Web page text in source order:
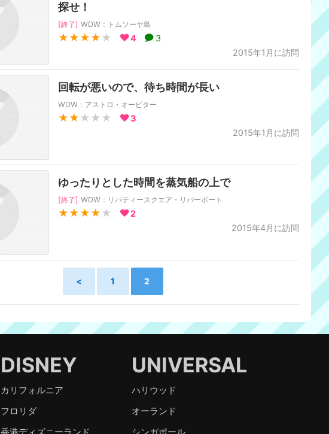
探せ！
[終了] WDW：トムソーヤ島
★★★★ ★ 4
3
2015年1月に訪問
回転が悪いので、待ち時間が長い
WDW：アストロ・オービター
★★ ★★★
3
2015年1月に訪問
ゆったりとした時間を蒸気船の上で
[終了] WDW：リバティースクエア・リバーボート
★★★★ ★
2
2015年4月に訪問
< 1 2
DISNEY
カリフォルニア
フロリダ
UNIVERSAL
ハリウッド
オーランド